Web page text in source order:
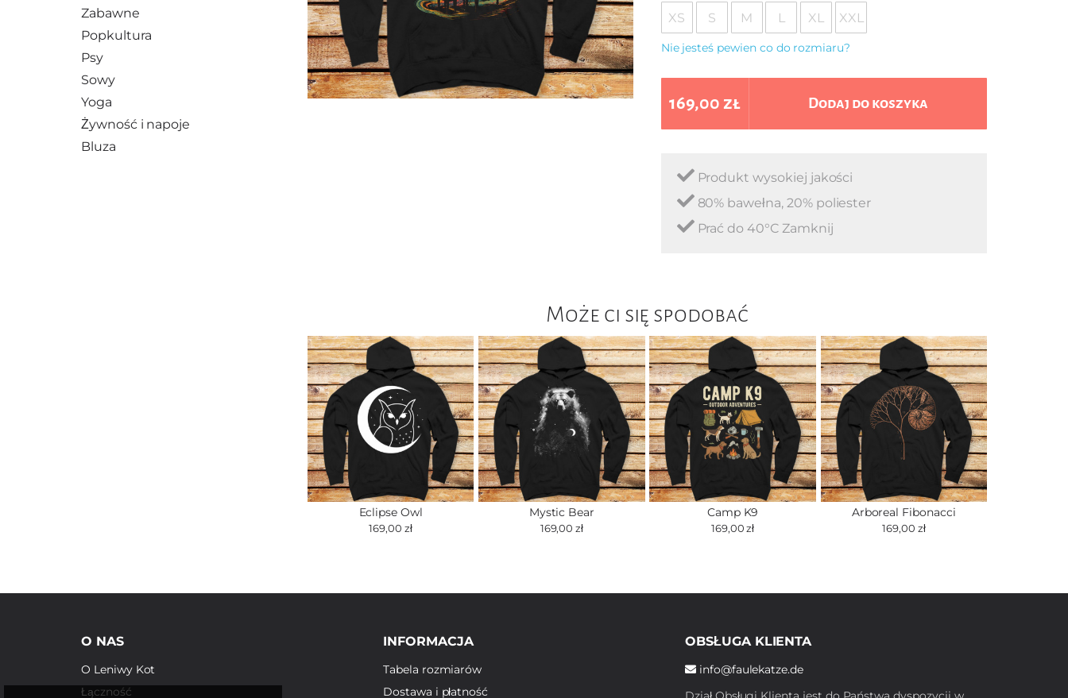
Zabawne
Popkultura
Psy
Sowy
Yoga
Żywność i napoje
Bluza
XS S M L XL XXL
Nie jesteś pewien co do rozmiaru?
169,00 zł Dodaj do koszyka
Produkt wysokiej jakości
80% bawełna, 20% poliester
Prać do 40°C Zamknij
Może ci się spodobać
Eclipse Owl
169,00 zł
Mystic Bear
169,00 zł
Camp K9
169,00 zł
Arboreal Fibonacci
169,00 zł
O NAS
O Leniwy Kot
Łączność
INFORMACJA
Tabela rozmiarów
Dostawa i płatność
OBSŁUGA KLIENTA
info@faulekatze.de